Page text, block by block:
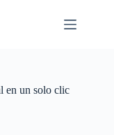
en un solo clic